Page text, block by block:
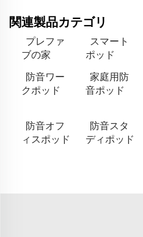
関連製品カテゴリ
プレファ
ブの家
スマート
ポッド
防音ワー
クポッド
家庭用防
音ポッド
防音オフ
ィスポッド
防音スタ
ディポッド